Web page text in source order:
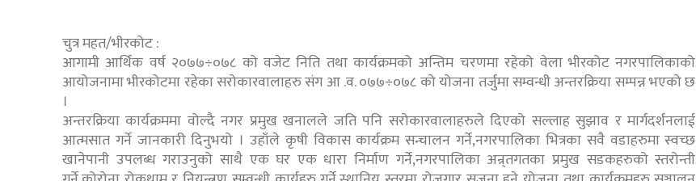
चुत्र महत/भीरकोट :
आगामी आर्थिक वर्ष २०७७÷०७८ को वजेट निति तथा कार्यक्रमको अन्तिम चरणमा रहेको वेला भीरकोट नगरपालिकाको
आयोजनामा भीरकोटमा रहेका सरोकारवालाहरु संग आ .व. ०७७÷०७८ को योजना तर्जुमा सम्वन्धी अन्तरक्रिया सम्पन्न भएको छ
।
अन्तरक्रिया कार्यक्रममा वोल्दै नगर प्रमुख खनालले जति पनि सरोकारवालाहरुले दिएको सल्लाह सुझाव र मार्गदर्शनलाई
आत्मसात गर्ने जानकारी दिनुभयो । उहाँले कृषी विकास कार्यक्रम सन्चालन गर्ने,नगरपालिका भित्रका सवै वडाहरुमा स्वच्छ
खानेपानी उपलब्ध गराउनुको साथै एक घर एक धारा निर्माण गर्ने,नगरपालिका अन्र्तगतका प्रमुख सडकहरुको स्तरोन्ती